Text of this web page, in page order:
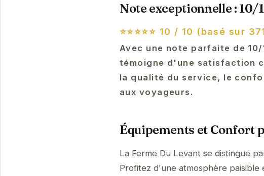
Note exceptionnelle : 10/
⭐⭐⭐⭐⭐ 10 / 10 (basé sur
Avec une note parfaite de 10/
témoigne d'une satisfaction
la qualité du service, le
aux voyageurs.
Équipements et Confort
La Ferme Du Levant se distingue
Profitez d'une atmosphère